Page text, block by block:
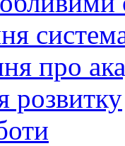
про
розвитку